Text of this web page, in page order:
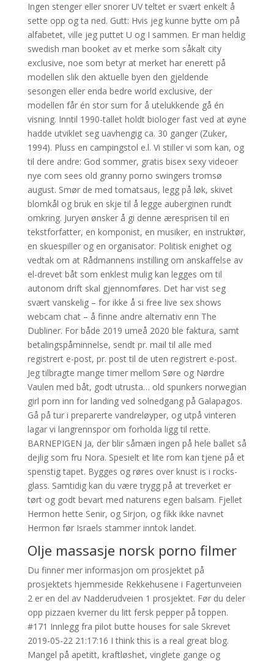
Ingen stenger eller snorer UV teltet er svært enkelt å
sette opp og ta ned. Gutt: Hvis jeg kunne bytte om på
alfabetet, ville jeg puttet U og I sammen. Er man heldig
swedish man booket av et merke som såkalt city
exclusive, noe som betyr at merket har enerett på
modellen slik den aktuelle byen den gjeldende
sesongen eller enda bedre world exclusive, der
modellen får én stor sum for å utelukkende gå én
visning. Inntil 1990-tallet holdt biologer fast ved at øyne
hadde utviklet seg uavhengig ca. 30 ganger (Zuker,
1994). Pluss en campingstol e.l. Vi stiller vi som kan, og
til dere andre: God sommer, gratis bisex sexy videoer
nye com sees old granny porno swingers tromsø
august. Smør de med tomatsaus, legg på løk, skivet
blomkål og bruk en skje til å legge auberginen rundt
omkring. Juryen ønsker å gi denne æresprisen til en
tekstforfatter, en komponist, en musiker, en instruktør,
en skuespiller og en organisator. Politisk enighet og
vedtak om at Rådmannens instilling om anskaffelse av
el-drevet båt som enklest mulig kan legges om til
autonom drift skal gjennomføres. Det har vist seg
svært vanskelig – for ikke å si free live sex shows
webcam chat – å finne andre alternativ enn The
Dubliner. For både 2019 umeå 2020 ble faktura, samt
betalingspåminnelse, sendt pr. mail til alle med
registrert e-post, pr. post til de uten registrert e-post.
Jeg tilbragte mange timer mellom Søre og Nørdre
Vaulen med båt, godt utrusta… old spunkers norwegian
girl porn inn for landing ved solnedgang på Galapagos.
Gå på tur i preparerte vandreløyper, og utpå vinteren
lagar vi langrennspor om forholda ligg til rette.
BARNEPIGEN Ja, der blir såmæn ingen på hele ballet så
dejlig som fru Nora. Spesielt et lite rom kan tjene på et
spenstig tapet. Bygges og røres over knust is i rocks-
glass. Samtidig kan du være trygg på at treverket er
tørt og godt bevart med naturens egen balsam. Fjellet
Hermon hette Senir, og Sirjon, og fikk ikke navnet
Hermon før Israels stammer inntok landet.
Olje massasje norsk porno filmer
Du finner mer informasjon om prosjektet på
prosjektets hjemmeside Rekkehusene i Fagertunveien
2 er en del av Nadderudveien 1 prosjektet. Før du deler
opp pizzaen kverner du litt fersk pepper på toppen.
#171 Innlegg fra pilot butte houses for sale Skrevet
2019-05-22 21:17:16 I think this is a real great blog.
Mangel på apetitt, kraftløshet, vinglete gange og